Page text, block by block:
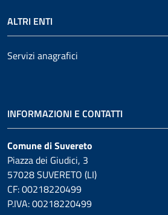
ALTRI ENTI
Servizi anagrafici
INFORMAZIONI E CONTATTI
Comune di Suvereto
Piazza dei Giudici, 3
57028 SUVERETO (LI)
CF: 00218220499
P.IVA: 00218220499